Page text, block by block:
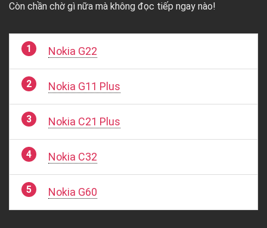
Còn chần chờ gì nữa mà không đọc tiếp ngay nào!
Nokia G22
Nokia G11 Plus
Nokia C21 Plus
Nokia C32
Nokia G60